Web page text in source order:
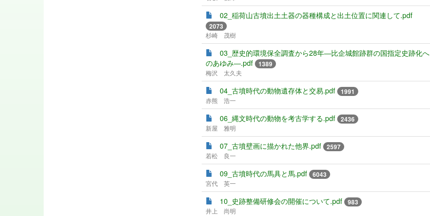
02_稲荷山古墳出土土器の器種構成と出土位置に関連して.pdf
2073
杉崎 茂樹
03_歴史的環境保全調査から28年―比企城館跡群の国指定史跡化へ
のあゆみ―.pdf
1389
梅沢 太久夫
04_古墳時代の動物遺存体と交易.pdf 1991
赤熊 浩一
06_縄文時代の動物を考古学する.pdf 2436
新屋 雅明
07_古墳壁画に描かれた他界.pdf 2597
若松 良一
09_古墳時代の馬具と馬.pdf 6043
宮代 英一
10_史跡整備研修会の開催について.pdf 983
井上 尚明